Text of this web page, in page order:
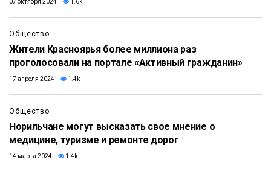
Общество
Жители Красноярья более миллиона раз
проголосовали на портале «Активный гражданин»
17 апреля 2024 1.4k
Общество
Норильчане могут высказать свое мнение о
медицине, туризме и ремонте дорог
14 марта 2024 1.4k